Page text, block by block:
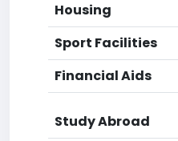
Housing
Sport Facilities
Financial Aids
Study Abroad